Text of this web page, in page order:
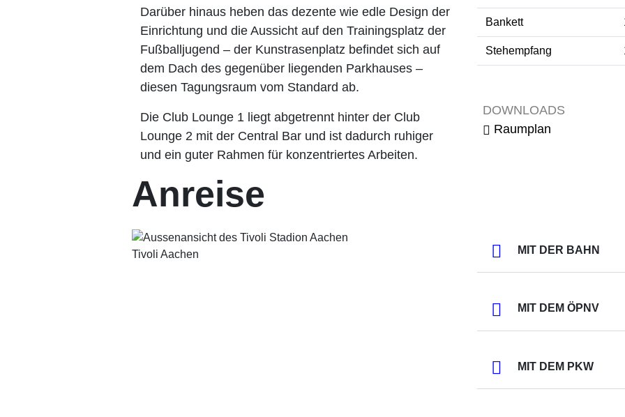
Darüber hinaus heben das dezente wie edle Design der
Einrichtung und die Aussicht auf den Trainingsplatz der
Fußballjugend – der Kunstrasenplatz befindet sich auf
dem Dach des gegenüber liegenden Parkhauses –
diesen Tagungsraum vom Standard ab.
Die Club Lounge 1 liegt abgetrennt hinter der Club
Lounge 2 mit der Central Bar und ist dadurch ruhiger
und ein guter Rahmen für konzentriertes Arbeiten.
Bankett
Stehempfang
DOWNLOADS
Raumplan
Anreise
Tivoli Aachen MIT DER BAHN
MIT DEM ÖPNV
MIT DEM PKW